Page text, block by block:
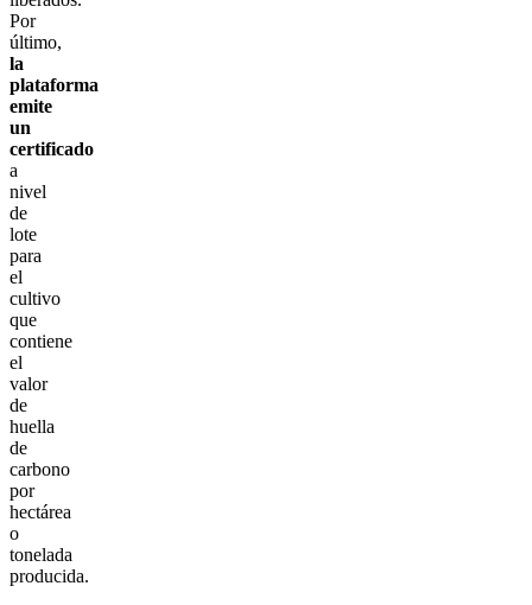
Por
último,
la
plataforma
emite
un
certificado
a
nivel
de
lote
para
el
cultivo
que
contiene
el
valor
de
huella
de
carbono
por
hectárea
o
tonelada
producida.